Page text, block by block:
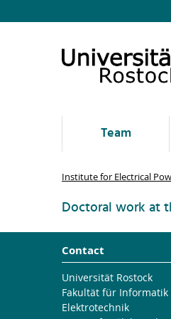
Team
Institute for Electrical
Doctoral work at
Contact
Universität Rostock
Fakultät für Informatik
Elektrotechnik